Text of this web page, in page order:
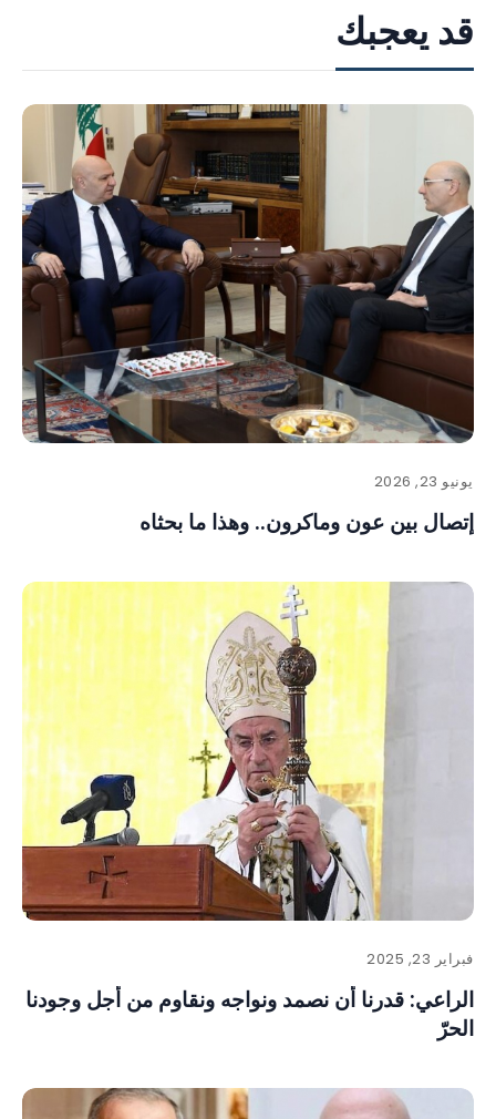
قد يعجبك
يونيو 23, 2026
إتصال بين عون وماكرون.. وهذا ما بحثاه
فبراير 23, 2025
الراعي: قدرنا أن نصمد ونواجه ونقاوم من أجل وجودنا
الحرّ